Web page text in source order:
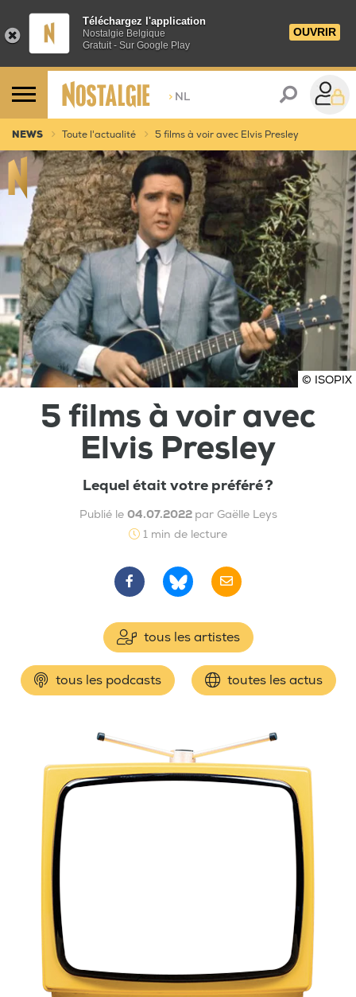
Téléchargez l'application
Nostalgie Belgique
Gratuit - Sur Google Play
OUVRIR
> NL
NEWS Toute l'actualité 5 films à voir avec Elvis Presley
© ISOPIX
5 films à voir avec
Elvis Presley
Lequel était votre préféré ?
Publié le 04.07.2022 par Gaëlle Leys
1 min de lecture
tous les artistes
tous les podcasts toutes les actus